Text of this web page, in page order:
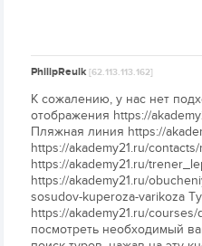
PhilipReulk[62.113.113.162]
К сожалению, у нас нет
отображения https://
Пляжная линия https://
https://akademy21.ru/
https://akademy21.ru/
https://akademy21.ru/
sosudov-kuperoza-varikoza
https://akademy21.ru/
посмотреть необходимый